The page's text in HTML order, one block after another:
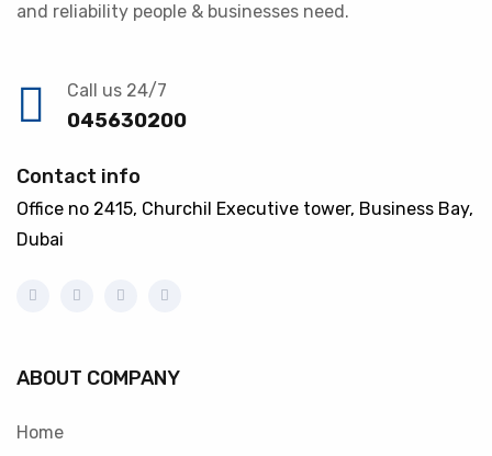
and reliability people & businesses need.
Call us 24/7
045630200
Contact info
Office no 2415, Churchil Executive tower, Business Bay,
Dubai
ABOUT COMPANY
Home